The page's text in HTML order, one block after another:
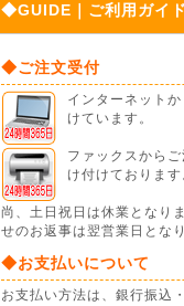
◆GUIDE｜ご利用ガイ
◆ご注文受付
インターネット
けています。
ファックスから
け付けております
尚、土日祝日は休業となり
せのお返事は翌営業日とな
◆お支払いについて
お支払い方法は、銀行振込